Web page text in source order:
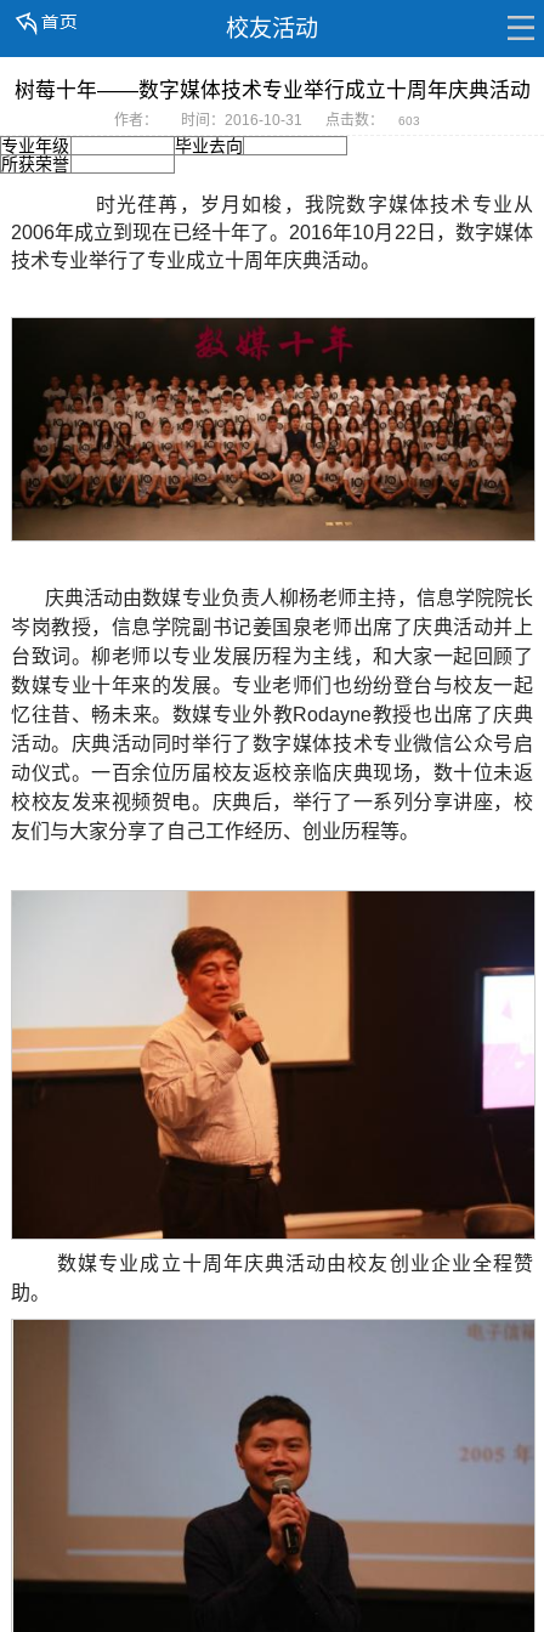
校友活动
树莓十年——数字媒体技术专业举行成立十周年庆典活动
作者： 时间：2016-10-31 点击数： 603
专业年级
毕业去向
所获荣誉
时光荏苒，岁月如梭，我院数字媒体技术专业从
2006年成立到现在已经十年了。 2016年10月 22 日，数字媒体
技术专业举行了专业成立十周年庆典活动。
庆典活动由数媒专业负责人柳杨老师主持，信息学院院长
岑岗教授，信息学院副书记姜国泉老师出席了庆典活动并上
台致词。柳老师以专业发展历程为主线，和大家一起回顾了
数媒专业十年来的发展。专业老师们也纷纷登台与校友一起
忆往昔、畅未来。数媒专业外教Rodayne教授也出席了庆典
活动。庆典活动同时举行了数字媒体技术专业微信公众号启
动仪式。一百余位历届校友返校亲临庆典现场，数十位未返
校校友发来视频贺电。庆典后，举行了一系列分享讲座，校
友们与大家分享了自己工作经历、创业历程等。
数媒专业成立十周年庆典活动由校友创业企业全程赞
助。